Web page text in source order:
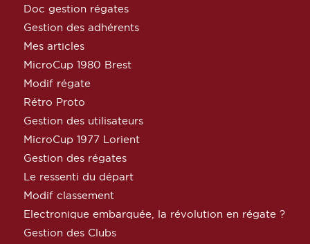
Doc gestion régates
Gestion des adhérents
Mes articles
MicroCup 1980 Brest
Modif régate
Rétro Proto
Gestion des utilisateurs
MicroCup 1977 Lorient
Gestion des régates
Le ressenti du départ
Modif classement
Electronique embarquée, la révolution en régate ?
Gestion des Clubs